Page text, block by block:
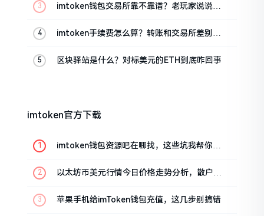
imtoken钱包交易所靠不靠谱？老玩家说说心
imtoken手续费怎么算？转账和交易所差别大
区块驿站是什么？对标美元的ETH到底咋回事
imtoken官方下载
imtoken钱包资源吧在哪找，这些坑我帮你趟
以太坊币美元行情今日价格走势分析，散户如
苹果手机给imToken钱包充值，这几步别搞错